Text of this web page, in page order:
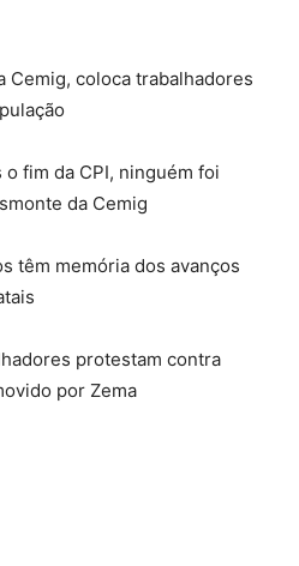
Cemig, coloca trabalhadores
o fim da CPI, ninguém foi
da Cemig
têm memória dos avanços
protestam contra
por Zema